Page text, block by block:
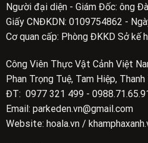
Người đại diện - Giám Đốc: ông
Giấy CNĐKDN: 0109754862 -
Cơ quan cấp: Phòng ĐKKD Sở kế
Công Viên Thực Vật Cảnh Việt
Phan Trọng Tuệ, Tam Hiệp,
ĐT: 0977 321 499 -
Email: parkeden.vn@gmail.com
Website: hoala.vn /